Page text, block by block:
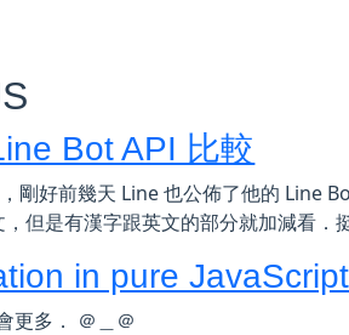
Bot API 比較
剛好前幾天 Line 也公佈了他的 Line
但是有漢字跟英文的部分就加減看．
in pure
更多． ＠＿＠